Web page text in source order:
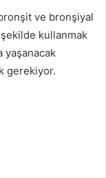
ve bronşiyal
kullanmak
yaşanacak
gerekiyor.